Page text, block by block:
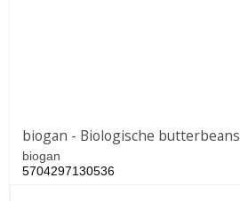
biogan - Biologische butterbeans
biogan
5704297130536